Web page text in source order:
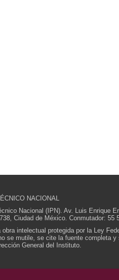
NACIONAL
Nacional (IPN). Av. Luis Enrique
Ciudad de México. Conmutador: 55
intelectual protegida por la Ley
se mutile, se cite la fuente completa
General del Instituto.